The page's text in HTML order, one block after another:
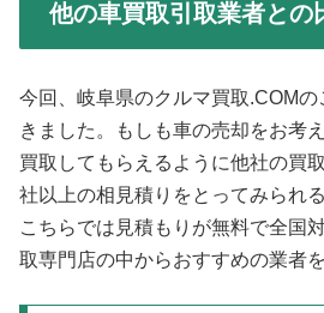
他の車買取引取業者との
今回、岐阜県のクルマ買取.COM
きました。もしも車の売却をお考
買取してもらえるように他社の買
社以上の相見積りをとってみられ
こちらでは見積もりが無料で全国
取専門店の中からおすすめの業者